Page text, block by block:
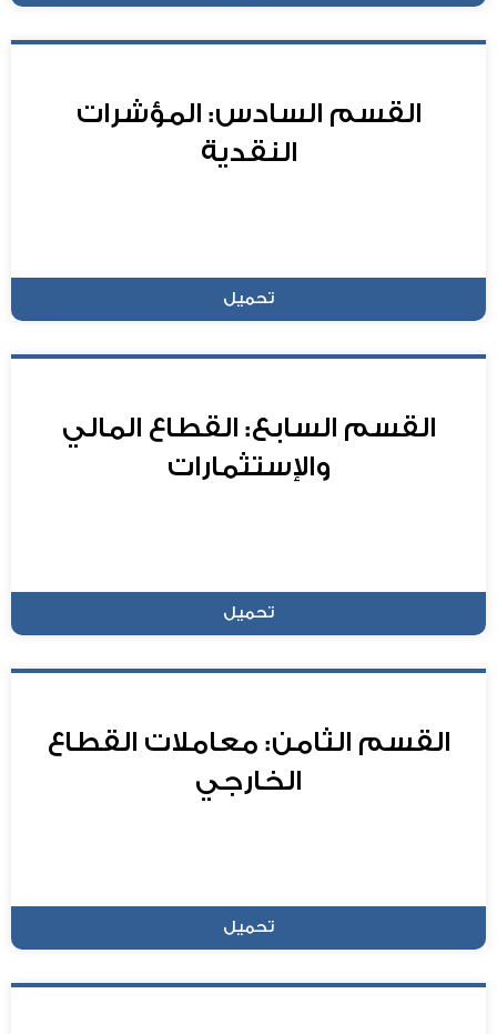
القسم السادس: المؤشرات
النقدية
تحميل
القسم السابع: القطاع المالي
والإستثمارات
تحميل
القسم الثامن: معاملات القطاع
الخارجي
تحميل